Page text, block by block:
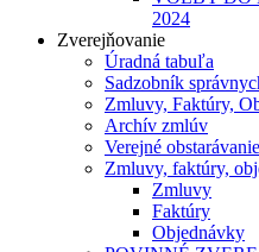
2024
Zverejňovanie
Úradná tabuľa
Sadzobník
Zmluvy, Faktúry,
Archív zmlúv
Verejné obstarávanie
Zmluvy, faktúry,
Zmluvy
Faktúry
Objednávky